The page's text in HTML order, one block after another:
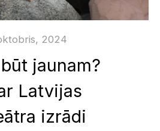
2024
jaunam?
Latvijas
izrādi